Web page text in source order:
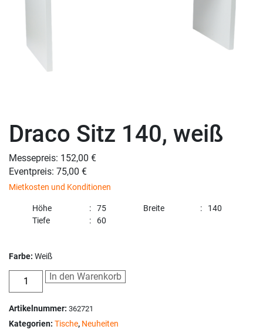
Draco Sitz 140, weiß
Messepreis: 152,00 €
Eventpreis: 75,00 €
Mietkosten und Konditionen
Höhe 75 Breite
140
Tiefe
60
Farbe: Weiß
In den Warenkorb
Artikelnummer: 362721
Kategorien: Tische, Neuheiten